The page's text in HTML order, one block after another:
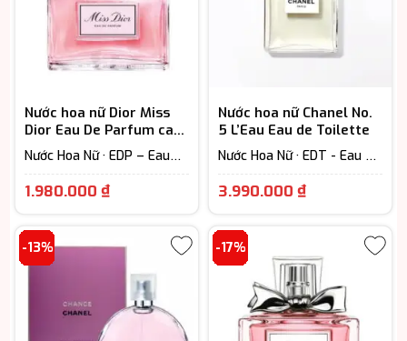
Nước hoa nữ Dior Miss
Dior Eau De Parfum cao
cấp
Nước Hoa Nữ · EDP – Eau
7-12h) · Floral – Hương hoa
1.980.000₫Khoảng
1.980.000 ₫
đến
3.850.000 ₫
Nước hoa nữ Chanel No.
5 L’Eau Eau de Toilette
Nước Hoa Nữ · EDT - Eau De
6h) · Floral – Hương hoa cỏ
3.990.000 ₫Giá
là:
3.990.000
-13% -17%